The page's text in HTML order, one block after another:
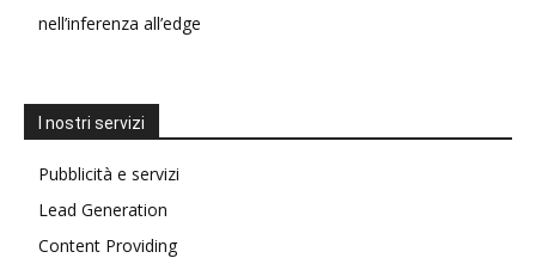
nell’inferenza all’edge
I nostri servizi
Pubblicità e servizi
Lead Generation
Content Providing